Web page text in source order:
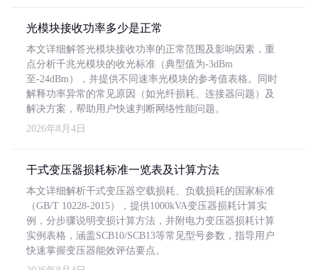
光模块接收功率多少是正常
本文详细解答光模块接收功率的正常范围及影响因素，重
点分析千兆光模块的收光标准（典型值为-3dBm
至-24dBm），并提供不同速率光模块的参考值表格。同时
解释功率异常的常见原因（如光纤损耗、连接器问题）及
解决方案，帮助用户快速判断网络性能问题。
2026年8月4日
干式变压器损耗标准一览表及计算方法
本文详细解析干式变压器空载损耗、负载损耗的国家标准
（GB/T 10228-2015），提供1000kVA变压器损耗计算实
例，分步骤说明变损计算方法，并附电力变压器损耗计算
实例表格，涵盖SCB10/SCB13等常见型号参数，指导用户
快速掌握变压器能效评估要点。